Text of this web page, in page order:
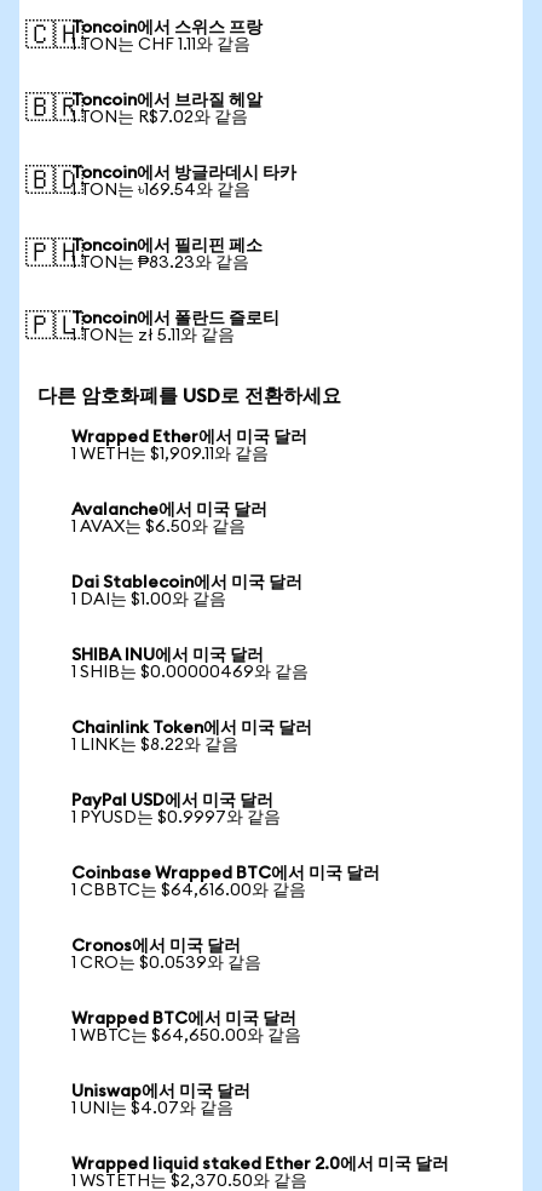
🇨🇭Toncoin에서 스위스 프랑
1 TON는 CHF 1.11와 같음
🇧🇷Toncoin에서 브라질 헤알
1 TON는 R$7.02와 같음
🇧🇩Toncoin에서 방글라데시 타카
1 TON는 ৳169.54와 같음
🇵🇭Toncoin에서 필리핀 페소
1 TON는 ₱83.23와 같음
🇵🇱Toncoin에서 폴란드 즐로티
1 TON는 zł 5.11와 같음
다른 암호화폐를 USD로 전환하세요
Wrapped Ether에서 미국 달러
1 WETH는 $1,909.11와 같음
Avalanche에서 미국 달러
1 AVAX는 $6.50와 같음
Dai Stablecoin에서 미국 달러
1 DAI는 $1.00와 같음
SHIBA INU에서 미국 달러
1 SHIB는 $0.00000469와 같음
Chainlink Token에서 미국 달러
1 LINK는 $8.22와 같음
PayPal USD에서 미국 달러
1 PYUSD는 $0.9997와 같음
Coinbase Wrapped BTC에서 미국 달러
1 CBBTC는 $64,616.00와 같음
Cronos에서 미국 달러
1 CRO는 $0.0539와 같음
Wrapped BTC에서 미국 달러
1 WBTC는 $64,650.00와 같음
Uniswap에서 미국 달러
1 UNI는 $4.07와 같음
Wrapped liquid staked Ether 2.0에서 미국 달러
1 WSTETH는 $2,370.50와 같음